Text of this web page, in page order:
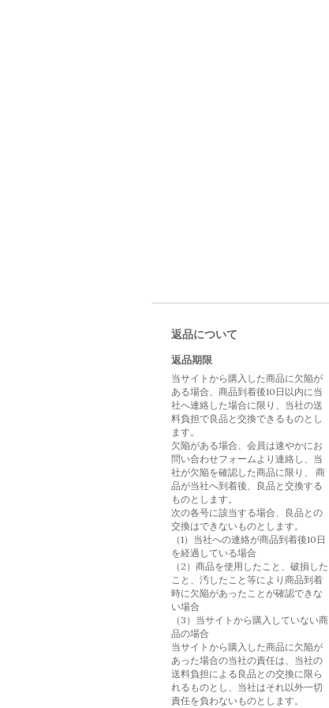
返品について
返品期限
当サイトから購入した商品に欠陥が
ある場合、商品到着後10日以内に当
社へ連絡した場合に限り、当社の送
料負担で良品と交換できるものとし
ます。
欠陥がある場合、会員は速やかにお
問い合わせフォームより連絡し、当
社が欠陥を確認した商品に限り、 商
品が当社へ到着後、良品と交換する
ものとします。
次の各号に該当する場合、良品との
交換はできないものとします。
（1）当社への連絡が商品到着後10日
を経過している場合
（2）商品を使用したこと、破損した
こと、汚したこと等により商品到着
時に欠陥があったことが確認できな
い場合
（3）当サイトから購入していない商
品の場合
当サイトから購入した商品に欠陥が
あった場合の当社の責任は、当社の
送料負担による良品との交換に限ら
れるものとし、当社はそれ以外一切
責任を負わないものとします。